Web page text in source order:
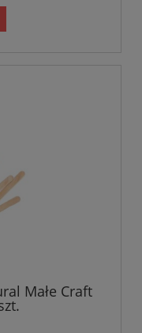
Małe Craft